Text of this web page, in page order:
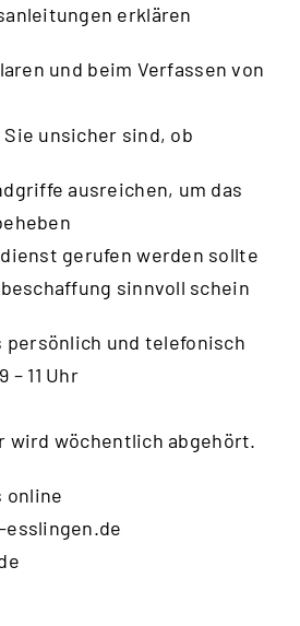
erklären
und beim Verfassen von
unsicher sind, ob
ausreichen, um das
gerufen werden sollte
sinnvoll schein
persönlich und telefonisch
– 11 Uhr
wird wöchentlich abgehört.
online